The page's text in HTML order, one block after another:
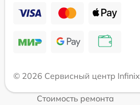
© 2026 Сервисный центр Infinix
Стоимость ремонта